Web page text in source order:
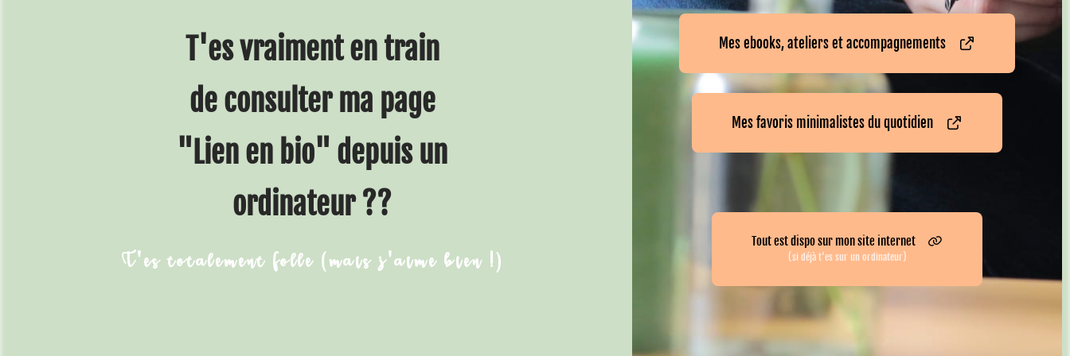
T'es vraiment en train
de consulter ma page
"Lien en bio" depuis un
ordinateur ??
T'es totalement folle (mais j'aime bien !)
Mes ebooks, ateliers et accompagnements
Mes favoris minimalistes du quotidien
Tout est dispo sur mon site internet
(si déjà t'es sur un ordinateur)